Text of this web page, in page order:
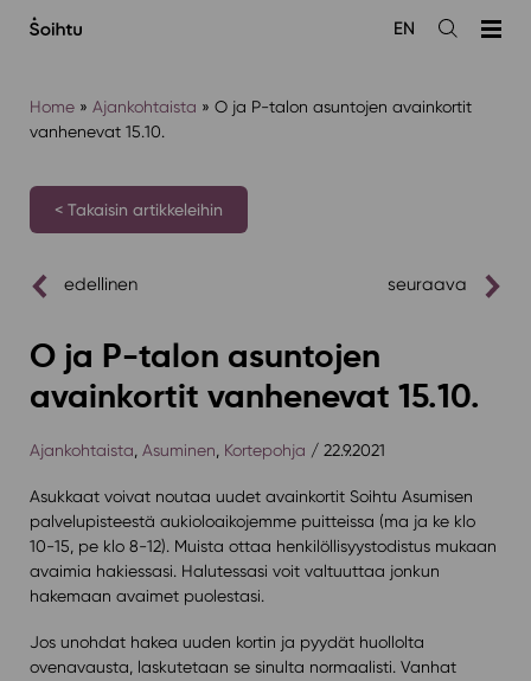
sisältöön
Avaa
EN
Home» Ajankohtaista » O ja P-talon asuntojen avainkortit
vanhenevat 15.10.
< Takaisin artikkeleihin
edellinen seuraava
O ja P-talon asuntojen
avainkortit vanhenevat 15.10.
Ajankohtaista Asuminen Kortepohja / 22.9.2021
Asukkaat voivat noutaa uudet avainkortit Soihtu Asumisen
palvelupisteestä aukioloaikojemme puitteissa (ma ja ke klo
10-15, pe klo 8-12). Muista ottaa henkilöllisyystodistus mukaan
avaimia hakiessasi. Halutessasi voit valtuuttaa jonkun
hakemaan avaimet puolestasi.
Jos unohdat hakea uuden kortin ja pyydät huollolta
ovenavausta, laskutetaan se sinulta normaalisti. Vanhat